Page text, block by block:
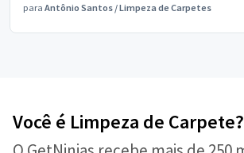
para Antônio Santos /Limpeza de Carpetes
Você é Limpeza de Carpete?